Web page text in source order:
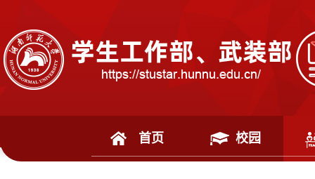
首页 校园